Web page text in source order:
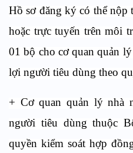
Hồ sơ đăng ký có thể nộp
hoặc trực tuyến trên môi
01 bộ cho cơ quan quản
lợi người tiêu dùng theo
+ Cơ quan quản lý nhà
người tiêu dùng thuộc
quyền kiểm soát hợp